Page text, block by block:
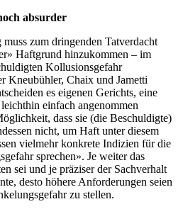
absurder
muss zum dringenden Tatverdacht
Haftgrund hinzukommen – im
Kollusionsgefahr
Kneubühler, Chaix und Jametti
es eigenen Gerichts, eine
einfach angenommen
dass sie (die Beschuldigte)
nicht, um Haft unter diesem
vielmehr konkrete Indizien für die
sprechen». Je weiter das
sei und je präziser der Sachverhalt
desto höhere Anforderungen seien
zu stellen.